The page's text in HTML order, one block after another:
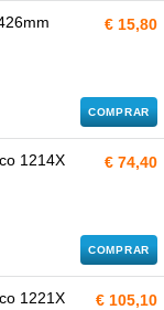
€ 15,80
COMPRAR
1214X
€ 74,40
COMPRAR
1221X
€ 105,10